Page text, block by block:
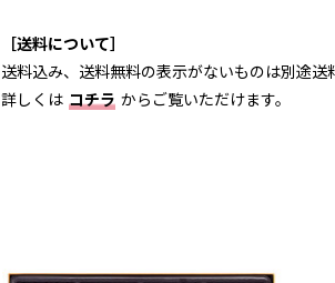
［送料について］
送料込み、送料無料の表示がないものは別途送
詳しくは コチラ からご覧いただけます。